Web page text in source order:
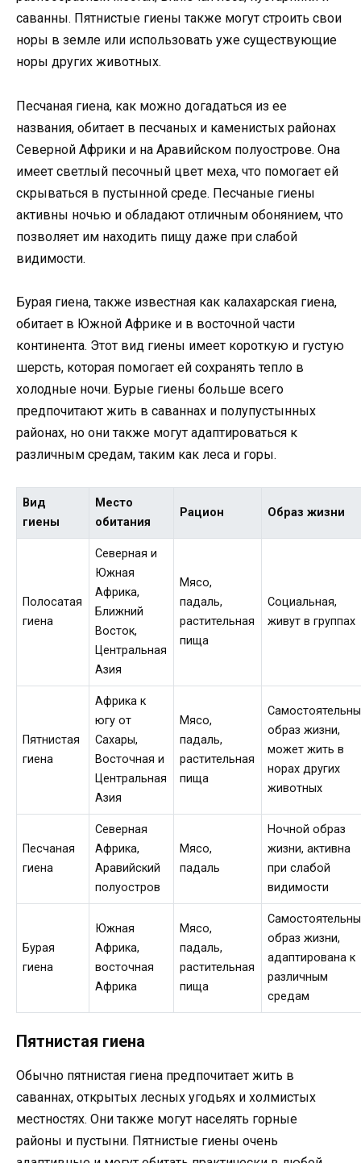
саванны. Пятнистые гиены также могут строить свои
норы в земле или использовать уже существующие
норы других животных.
Песчаная гиена, как можно догадаться из ее
названия, обитает в песчаных и каменистых районах
Северной Африки и на Аравийском полуострове. Она
имеет светлый песочный цвет меха, что помогает ей
скрываться в пустынной среде. Песчаные гиены
активны ночью и обладают отличным обонянием, что
позволяет им находить пищу даже при слабой
видимости.
Бурая гиена, также известная как калахарская гиена,
обитает в Южной Африке и в восточной части
континента. Этот вид гиены имеет короткую и густую
шерсть, которая помогает ей сохранять тепло в
холодные ночи. Бурые гиены больше всего
предпочитают жить в саваннах и полупустынных
районах, но они также могут адаптироваться к
различным средам, таким как леса и горы.
Вид
гиены
Место
обитания
Рацион Образ жизни
Полосатая
гиена
Северная и
Южная
Африка,
Ближний
Восток,
Центральная
Азия
Мясо,
падаль,
растительная
пища
Социальная,
живут в группах
Пятнистая
гиена
Африка к
югу от
Сахары,
Восточная и
Центральная
Азия
Мясо,
падаль,
растительная
пища
образ жизни,
может жить в
норах других
животных
Песчаная
гиена
Северная
Африка,
Аравийский
полуостров
Мясо,
падаль
Ночной образ
жизни, активна
при слабой
видимости
Бурая
гиена
Южная
Африка,
восточная
Африка
Мясо,
падаль,
растительная
пища
образ жизни,
адаптирована к
различным
средам
Пятнистая гиена
Обычно пятнистая гиена предпочитает жить в
саваннах, открытых лесных угодьях и холмистых
местностях. Они также могут населять горные
районы и пустыни. Пятнистые гиены очень